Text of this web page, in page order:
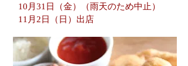
10月31日（金）（雨天のため中止）
11月2日（日） 出店